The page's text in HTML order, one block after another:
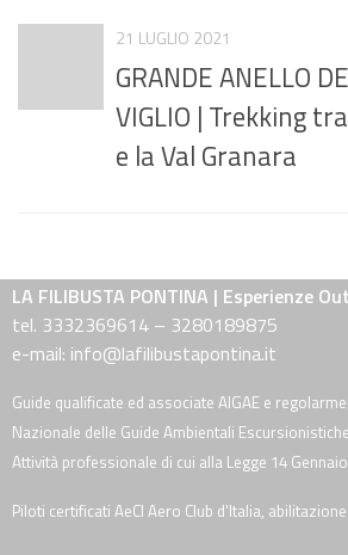
21 LUGLIO 2021
GRANDE ANELLO
VIGLIO | Trekking
e la Val Granara
LA FILIBUSTA PONTINA | Esperienze
tel. 3332369614 – 3280189875
e-mail: info@lafilibustapontina.it
Guide qualificate ed associate AIGAE e
Nazionale delle Guide Ambientali
Attività professionale di cui alla Legge 14
Piloti certificati AeCI Aero Club d'Italia,